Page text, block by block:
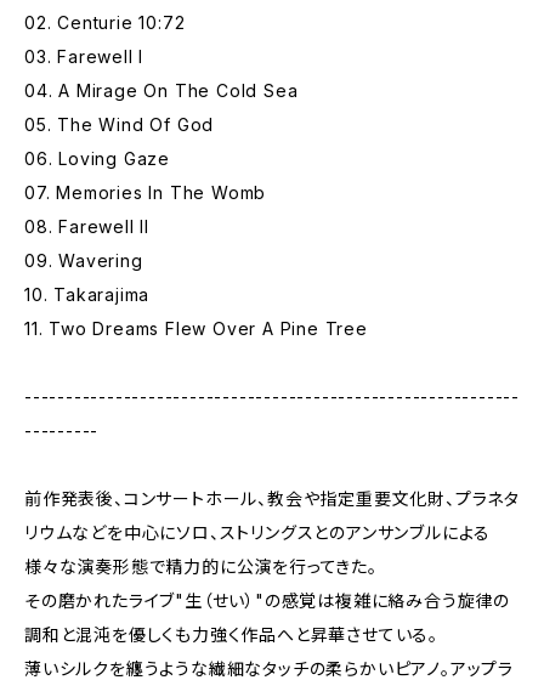
02. Centurie 10:72
03. Farewell I
04. A Mirage On The Cold Sea
05. The Wind Of God
06. Loving Gaze
07. Memories In The Womb
08. Farewell II
09. Wavering
10. Takarajima
11. Two Dreams Flew Over A Pine Tree
------------------------------------------------------------
---------
前作発表後、コンサートホール、教会や指定重要文化財、プラネタ
リウムなどを中心にソロ、ストリングスとのアンサンブルによる
様々な演奏形態で精力的に公演を行ってきた。
その磨かれたライブ"生（せい）"の感覚は複雑に絡み合う旋律の
調和と混沌を優しくも力強く作品へと昇華させている。
薄いシルクを纏うような繊細なタッチの柔らかいピアノ。アップラ